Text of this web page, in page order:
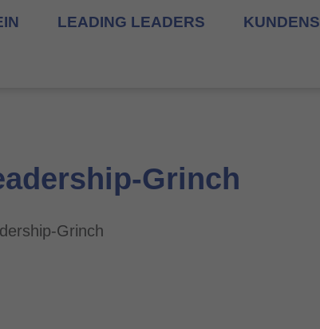
LEADING LEADERS
Grinch
Grinch